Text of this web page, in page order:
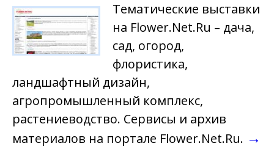
Тематические выставки
на Flower.Net.Ru – дача,
сад, огород,
флористика,
ландшафтный дизайн,
агропромышленный комплекс,
растениеводство. Сервисы и архив
материалов на портале Flower.Net.Ru. →